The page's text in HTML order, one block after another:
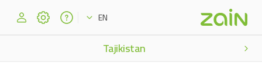
EN
Tajikistan